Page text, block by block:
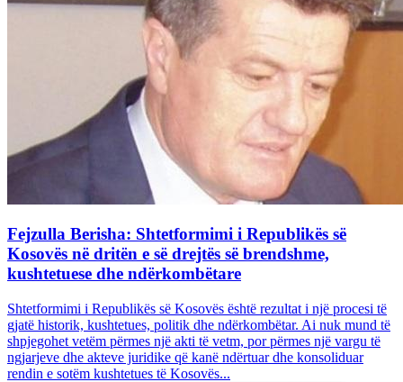
Fejzulla Berisha: Shtetformimi i Republikës së
Kosovës në dritën e së drejtës së brendshme,
kushtetuese dhe ndërkombëtare
Shtetformimi i Republikës së Kosovës është rezultat i një procesi të
gjatë historik, kushtetues, politik dhe ndërkombëtar. Ai nuk mund të
shpjegohet vetëm përmes një akti të vetm, por përmes një vargu të
ngjarjeve dhe akteve juridike që kanë ndërtuar dhe konsoliduar
rendin e sotëm kushtetues të Kosovës...